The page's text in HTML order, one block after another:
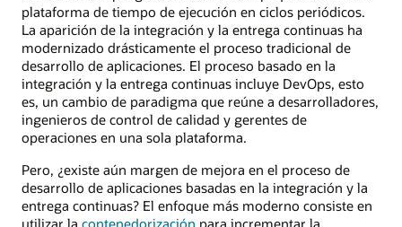
plataforma de tiempo de ejecución en ciclos periódicos.
La aparición de la integración y la entrega continuas ha
modernizado drásticamente el proceso tradicional de
desarrollo de aplicaciones. El proceso basado en la
integración y la entrega continuas incluye DevOps, esto
es, un cambio de paradigma que reúne a desarrolladores,
ingenieros de control de calidad y gerentes de
operaciones en una sola plataforma.
Pero, ¿existe aún margen de mejora en el proceso de
desarrollo de aplicaciones basadas en la integración y la
entrega continuas? El enfoque más moderno consiste en